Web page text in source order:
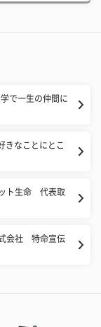
で一生の仲間に
きなことにとこ
ト生命 代表取
式会社 特命宣伝